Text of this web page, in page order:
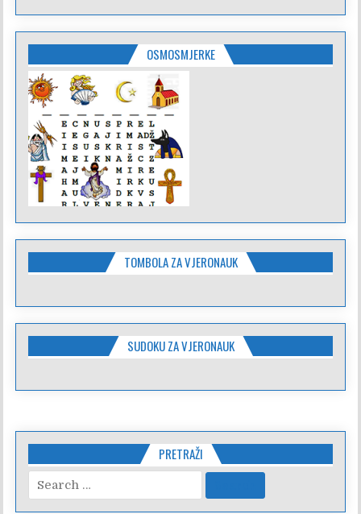
OSMOSMJERKE
TOMBOLA ZA VJERONAUK
SUDOKU ZA VJERONAUK
PRETRAŽI
for: